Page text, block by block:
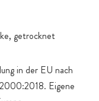
getrocknet
in der EU nach
Eigene